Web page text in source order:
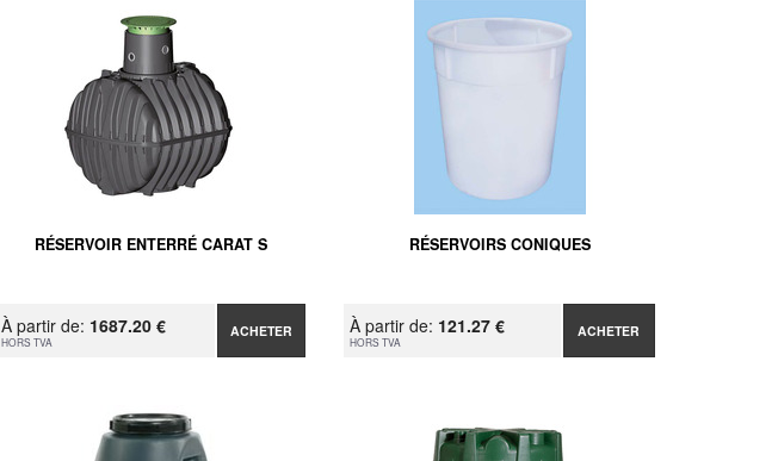
RÉSERVOIR ENTERRÉ CARAT S
À partir de: 1687.20 €
HORS TVA
ACHETER
RÉSERVOIRS CONIQUES
À partir de: 121.27 €
HORS TVA
ACHETER